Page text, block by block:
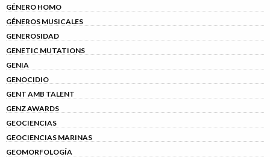
GÉNERO HOMO
GÉNEROS MUSICALES
GENEROSIDAD
GENETIC MUTATIONS
GENIA
GENOCIDIO
GENT AMB TALENT
GENZ AWARDS
GEOCIENCIAS
GEOCIENCIAS MARINAS
GEOMORFOLOGÍA